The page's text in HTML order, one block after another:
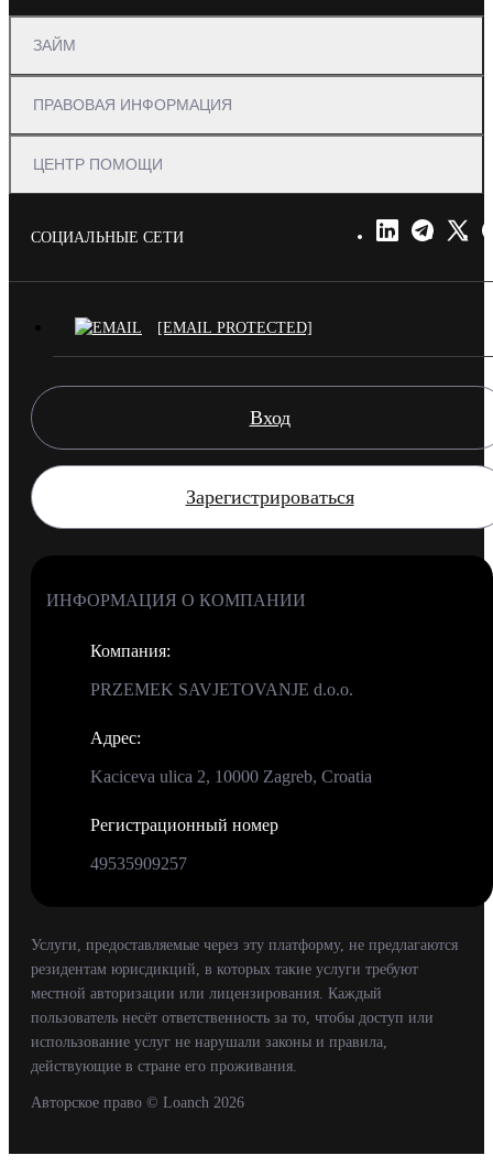
ЗАЙМ
ПРАВОВАЯ ИНФОРМАЦИЯ
ЦЕНТР ПОМОЩИ
СОЦИАЛЬНЫЕ СЕТИ
[EMAIL PROTECTED]
Вход
Зарегистрироваться
ИНФОРМАЦИЯ О КОМПАНИИ
Компания:
PRZEMEK SAVJETOVANJE d.o.o.
Адрес:
Kaciceva ulica 2, 10000 Zagreb, Croatia
Регистрационный номер
49535909257
Услуги, предоставляемые через эту платформу, не предлагаются
резидентам юрисдикций, в которых такие услуги требуют
местной авторизации или лицензирования. Каждый
пользователь несёт ответственность за то, чтобы доступ или
использование услуг не нарушали законы и правила,
действующие в стране его проживания.
Авторское право © Loanch 2026